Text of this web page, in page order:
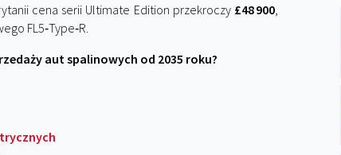
cena serii Ultimate Edition przekroczy £48 900,
FL5‑Type‑R.
aut spalinowych od 2035 roku?